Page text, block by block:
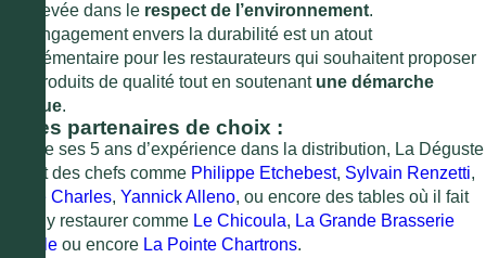
est élevée dans le respect de l’environnement.
Cet engagement envers la durabilité est un atout
supplémentaire pour les restaurateurs qui souhaitent proposer
des produits de qualité tout en soutenant une démarche
éthique.
6. Des partenaires de choix :
Fort de ses 5 ans d’expérience dans la distribution, La Déguste
fournit des chefs comme Philippe Etchebest, Sylvain Renzetti,
Chloé Charles, Yannick Alleno, ou encore des tables où il fait
bon s’y restaurer comme Le Chicoula, La Grande Brasserie
Bastille ou encore La Pointe Chartrons.